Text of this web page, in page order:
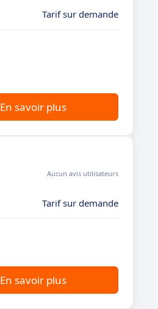
Tarif sur demande
En savoir plus
Aucun avis utilisateurs
Tarif sur demande
En savoir plus